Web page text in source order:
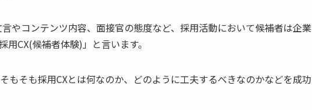
やコンテンツ内容、面接官の態度など、採用活動において候補者は企業
CX(候補者体験)」と言います。
もそも採用CXとは何なのか、どのように工夫するべきなのかなどを成功